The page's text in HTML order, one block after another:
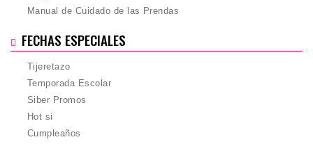
Manual de Cuidado de las Prendas
FECHAS ESPECIALES
Tijeretazo
Temporada Escolar
Siber Promos
Hot si
Cumpleaños